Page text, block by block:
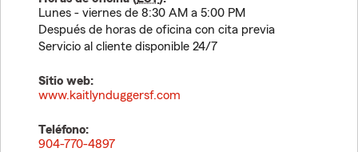
Lunes - viernes de 8:30 AM a 5:00 PM
Después de horas de oficina con cita previa
Servicio al cliente disponible 24/7
Sitio web:
www.kaitlynduggersf.com
Teléfono:
904-770-4897